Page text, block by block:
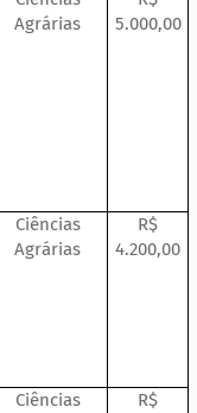
Agrárias
5.000,00
Ciências
Agrárias
R$
4.200,00
Ciências
R$